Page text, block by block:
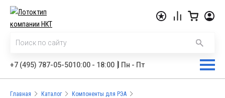
+7 (495) 787-05-5010:00 - 18:00 Пн - Пт
Главная Каталог
Компоненты для РЭА